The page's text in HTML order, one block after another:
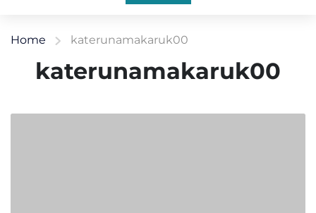
Home katerunamakaruk00
katerunamakaruk00